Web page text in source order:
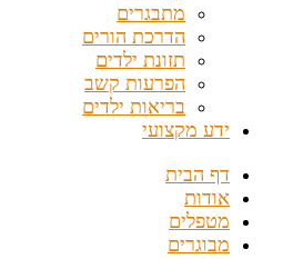
מתבגרים
הדרכת הורים
תזונת ילדים
הפרעות קשב
בריאות ילדים
ידע מקצועי
דף הבית
אודות
מטפלים
מבוגרים